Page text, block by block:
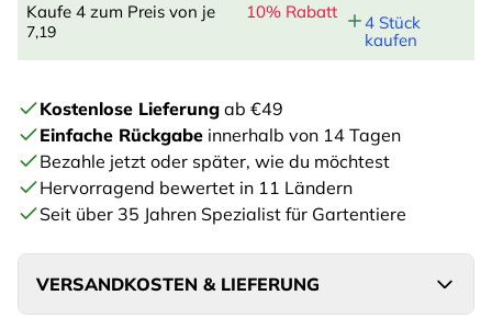
Kaufe 4 zum Preis von je
7,19
10% Rabatt
4 Stück
kaufen
Kostenlose Lieferung ab €49
Einfache Rückgabe innerhalb von 14 Tagen
Bezahle jetzt oder später, wie du möchtest
Hervorragend bewertet in 11 Ländern
Seit über 35 Jahren Spezialist für Gartentiere
VERSANDKOSTEN & LIEFERUNG